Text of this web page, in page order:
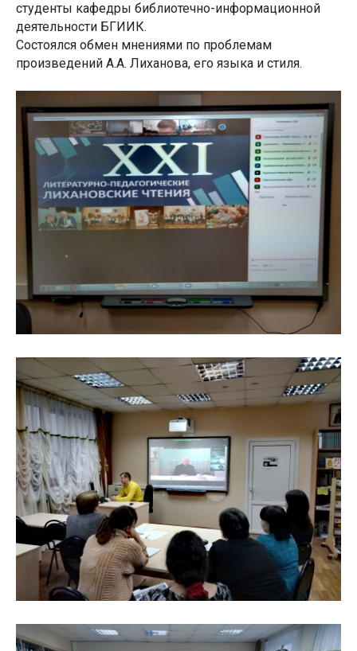
студенты кафедры библиотечно-информационной
деятельности БГИИК.
Состоялся обмен мнениями по проблемам
произведений А.А. Лиханова, его языка и стиля.